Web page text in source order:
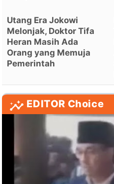
Utang Era Jokowi
Melonjak, Doktor Tifa
Heran Masih Ada
Orang yang Memuja
Pemerintah
EDITOR Choice